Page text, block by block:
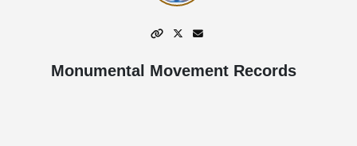
Monumental Movement Records